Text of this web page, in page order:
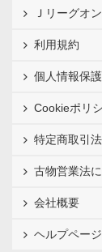
Ｊリーグオ
利用規約
個人情報保
Cookieポリ
特定商取引
古物営業法
会社概要
ヘルプページ